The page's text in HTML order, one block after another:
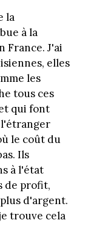
la
à la
France. J'ai
elles
les
tous ces
qui font
le coût du
Ils
à l'état
de profit,
d'argent.
trouve cela